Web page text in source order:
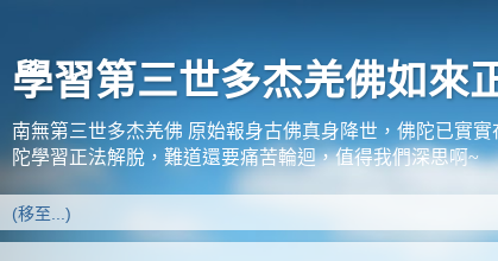
學習第三世多杰羌佛如來
南無第三世多杰羌佛 原始報身古佛真身降世，佛陀已實
陀學習正法解脫，難道還要痛苦輪迴，值得我們深思啊~